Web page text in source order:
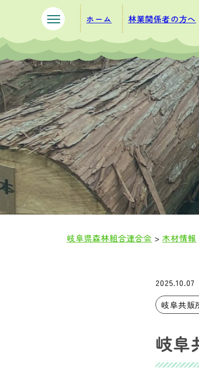
ジ
の
先
頭
で
す
。
ュ
ー
を
飛
ば
し
て
本
文
へ
ホーム 林業関係者の方へ
岐阜県森林組合連合会 >木材情報
2025.10.07
岐阜共販
岐阜